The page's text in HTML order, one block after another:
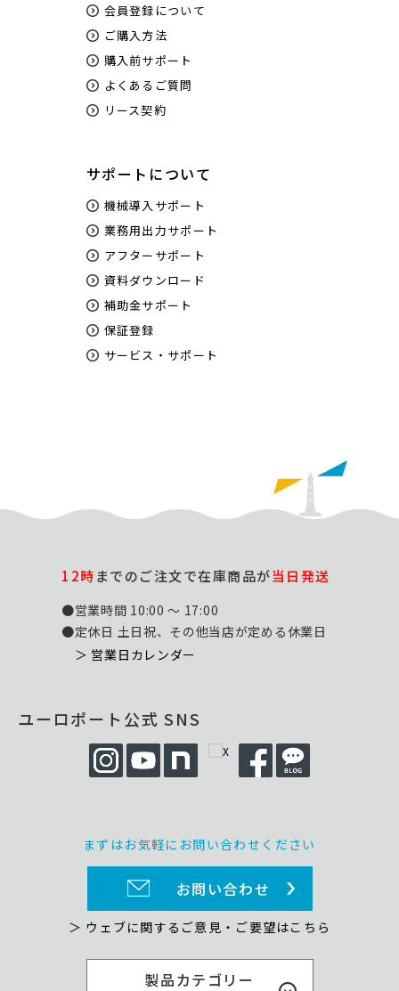
会員登録について
ご購入方法
購入前サポート
よくあるご質問
リース契約
サポートについて
機械導入サポート
業務用出力サポート
アフターサポート
資料ダウンロード
補助金サポート
保証登録
サービス・サポート
製品カテゴリー
12時までのご注文で在庫商品が当日発送
●営業時間 10:00 ～ 17:00
●定休日 土日祝、その他当店が定める休業日
＞ 営業日カレンダー
ユーロポート公式 SNS
まずはお気軽にお問い合わせください
お問い合わせ
＞ ウェブに関するご意見・ご要望はこちら